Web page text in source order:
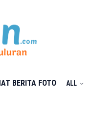
BERITA FOTO ALL